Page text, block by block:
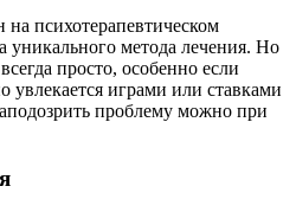
психотерапевтическом
уникального метода лечения. Но
просто, особенно если
увлекается играми или ставками
проблему можно при